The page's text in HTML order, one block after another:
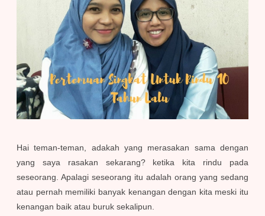
Hai teman-teman, adakah yang merasakan sama dengan
yang saya rasakan sekarang? ketika kita rindu pada
seseorang. Apalagi seseorang itu adalah orang yang sedang
atau pernah memiliki banyak kenangan dengan kita meski itu
kenangan baik atau buruk sekalipun.